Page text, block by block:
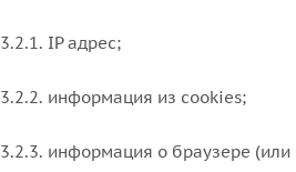
3.2.1. IP адрес;
3.2.2. информация из cookies;
3.2.3. информация о браузере (или